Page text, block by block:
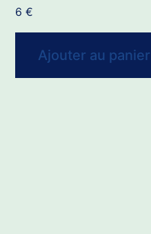
6€
Ajouter au panier